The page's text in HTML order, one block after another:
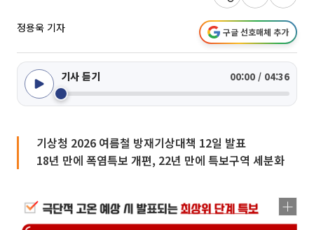
정용욱 기자 구글 선호매체 추가
기사 듣기 00:00 / 04:36
기상청 2026 여름철 방재기상대책 12일 발표
18년 만에 폭염특보 개편, 22년 만에 특보구역 세분화